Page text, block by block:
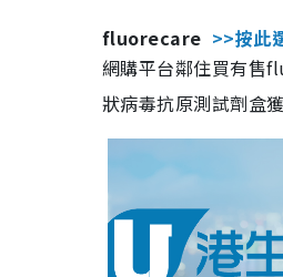
fluorecare >>按此
網購平台鄰住買有售
狀病毒抗原測試劑盒